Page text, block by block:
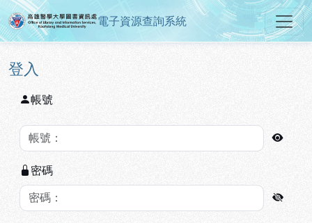
跳到主要內容
:::
高雄醫學大學圖書資訊處電子資
電子資源查詢系統
:::
登入
帳號
密碼